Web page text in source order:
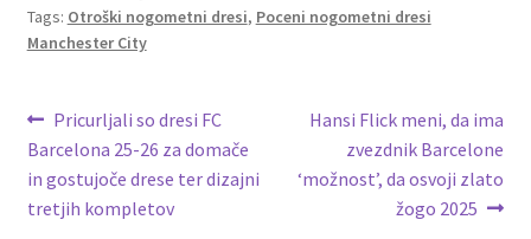
o
k
t
t
Tags: Otroški nogometni dresi, Poceni nogometni dresi
Manchester City
Navigacija
prispevka
Previous
post:
Pricurljali so dresi FC
Barcelona 25-26 za domače
in gostujoče drese ter dizajni
tretjih kompletov
Next
post:
Hansi Flick meni, da ima
zvezdnik Barcelone
‘možnost’, da osvoji zlato
žogo 2025